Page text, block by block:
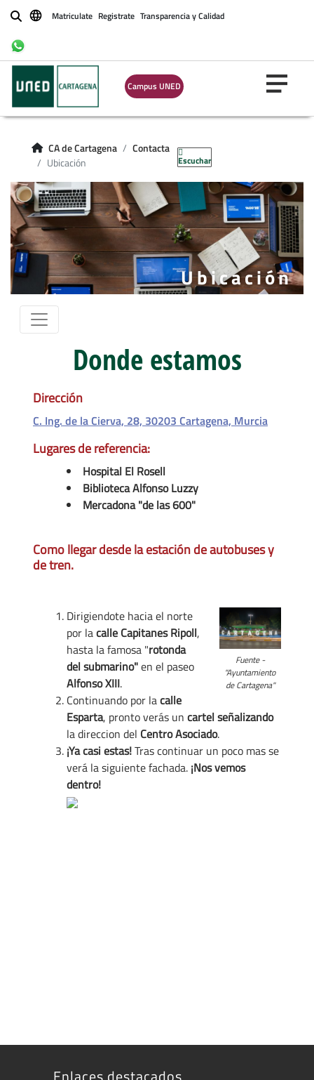
BuscarMatriculate Registrate Transparencia y Calidad
Campus UNED
CA de Cartagena
Contacta
Ubicación
Escuchar
Ubicación
Donde estamos
Dirección
C. Ing. de la Cierva, 28, 30203 Cartagena, Murcia
Lugares de referencia:
Hospital El Rosell
Biblioteca Alfonso Luzzy
Mercadona "de las 600"
Como llegar desde la estación de autobuses y
de tren.
Fuente -
"Ayuntamiento
de Cartagena"
Dirigiendote hacia el norte
por lacalle Capitanes Ripoll,
hasta la famosa "rotonda
del submarino"en el paseo
Alfonso XIII.
Continuando por lacalle
Esparta, pronto verás un cartel señalizando
la direccion del Centro Asociado.
¡Ya casi estas!Tras continuar un poco mas se
verá la siguiente fachada. ¡Nos vemos
dentro!